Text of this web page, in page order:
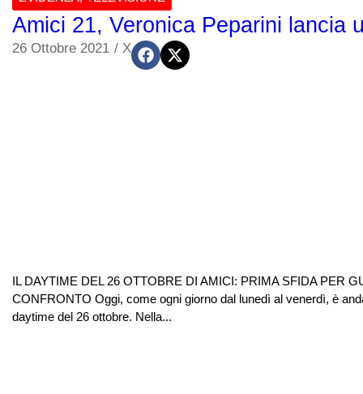
Amici 21, Veronica Peparini lancia
26 Ottobre 2021 / X
IL DAYTIME DEL 26 OTTOBRE DI AMICI: PRIMA SFIDA PER
CONFRONTO Oggi, come ogni giorno dal lunedì al venerdì, è
daytime del 26 ottobre. Nella...